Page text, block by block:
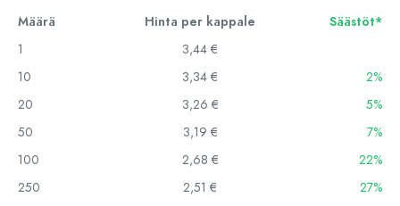
Määrä Hinta per kappale
Säästöt*
1
3,44 €
10
3,34 €
2%
20
3,26 €
5%
50
3,19 €
7%
100
2,68 €
22%
250
2,51 €
27%